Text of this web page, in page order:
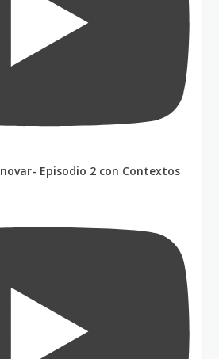
Episodio 2 con Contextos